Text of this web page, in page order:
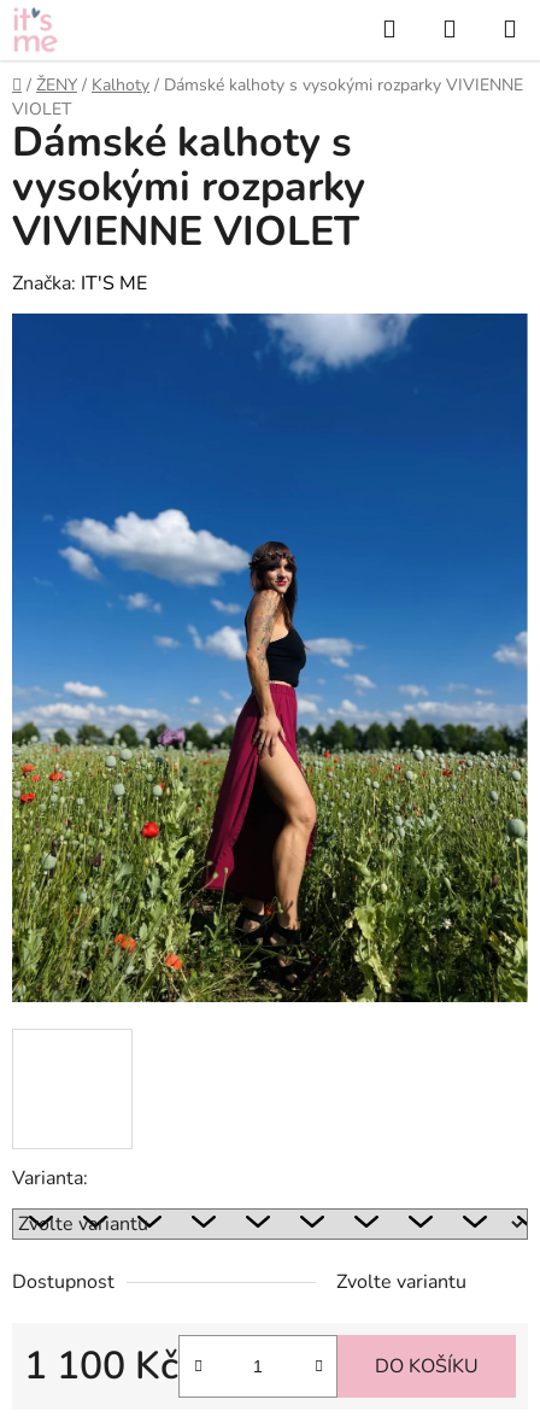
Přejít
na
obsah
Hledat
KOŠÍK
Domů
/ ŽENY / Kalhoty / Dámské kalhoty s vysokými rozparky VIVIENNE
VIOLET
Varianta:
Dostupnost Zvolte variantu
1 100 Kč DO KOŠÍKU
Dámské kalhoty s
vysokými rozparky
VIVIENNE VIOLET
Značka: IT'S ME